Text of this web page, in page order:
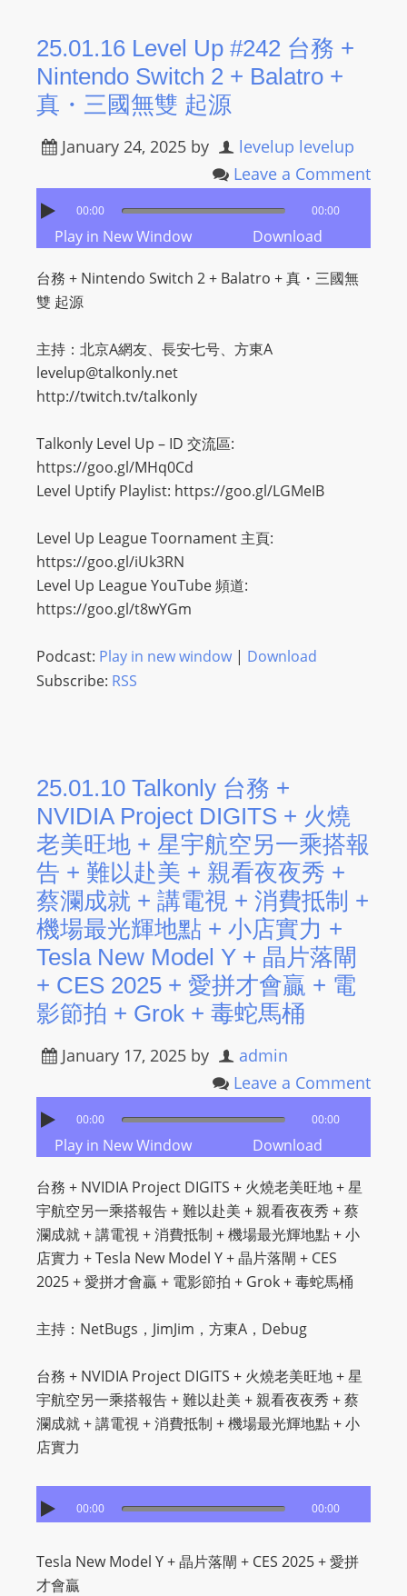
25.01.16 Level Up #242 台務 +
Nintendo Switch 2 + Balatro +
真・三國無雙 起源
January 24, 2025 by
levelup levelup
Leave a Comment
00:00 00:00
Play in New Window Download
台務 + Nintendo Switch 2 + Balatro + 真・三國無
雙 起源
主持：北京A網友、長安七号、方東A
levelup@talkonly.net
http://twitch.tv/talkonly
Talkonly Level Up – ID 交流區:
https://goo.gl/MHq0Cd
Level Uptify Playlist: https://goo.gl/LGMeIB
Level Up League Toornament 主頁:
https://goo.gl/iUk3RN
Level Up League YouTube 頻道:
https://goo.gl/t8wYGm
Podcast: Play in new window| Download
Subscribe: RSS
25.01.10 Talkonly 台務 +
NVIDIA Project DIGITS + 火燒
老美旺地 + 星宇航空另一乘搭報
告 + 難以赴美 + 親看夜夜秀 +
蔡瀾成就 + 講電視 + 消費抵制 +
機場最光輝地點 + 小店實力 +
Tesla New Model Y + 晶片落閘
+ CES 2025 + 愛拼才會贏 + 電
影節拍 + Grok + 毒蛇馬桶
January 17, 2025 by
admin
Leave a Comment
00:00 00:00
Play in New Window Download
台務 + NVIDIA Project DIGITS + 火燒老美旺地 + 星
宇航空另一乘搭報告 + 難以赴美 + 親看夜夜秀 + 蔡
瀾成就 + 講電視 + 消費抵制 + 機場最光輝地點 + 小
店實力 + Tesla New Model Y + 晶片落閘 + CES
2025 + 愛拼才會贏 + 電影節拍 + Grok + 毒蛇馬桶
主持：NetBugs，JimJim，方東A，Debug
台務 + NVIDIA Project DIGITS + 火燒老美旺地 + 星
宇航空另一乘搭報告 + 難以赴美 + 親看夜夜秀 + 蔡
瀾成就 + 講電視 + 消費抵制 + 機場最光輝地點 + 小
店實力
00:00 00:00
Tesla New Model Y + 晶片落閘 + CES 2025 + 愛拼
才會贏